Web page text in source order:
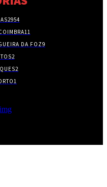
2954
11
DA FOZ9
2
2
1